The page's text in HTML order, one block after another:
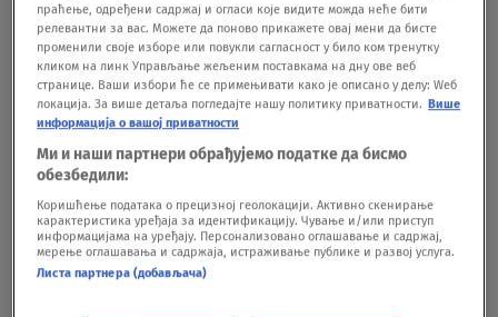
Vesna i Đole Đogani. Foto: Vesna Lalić/Nova.rs
Vesna Lalić/Nova.rs
Dok su se oni smejali i ćaskali u kafićiu, njihova
праћење, одређени садржај и огласи које видите можда неће бити
релевантни за вас. Можете да поново прикажете овај мени да бисте
променили своје изборе или повукли сагласност у било ком тренутку
кликом на линк Управљање жељеним поставкама на дну ове веб
странице. Ваши избори ће се примењивати како је описано у делу: Wеб
локација. За више детаља погледајте нашу политику приватности. Више
информација о вашој приватности
Ми и наши партнери обрађујемо податке да бисмо
обезбедили:
Коришћење података о прецизној геолокацији. Активно скенирање
карактеристика уређаја за идентификацију. Чување и/или приступ
информацијама на уређају. Персонализовано оглашавање и садржај,
мерење оглашавања и садржаја, истраживање публике и развој услуга.
Листа партнера (добављача)